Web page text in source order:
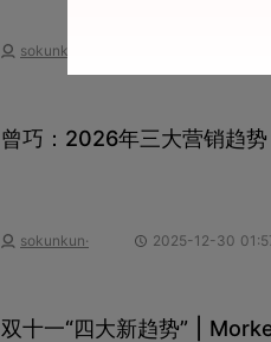
sokunkun·
曾巧：2026年三大营销趋势
sokunkun· 2025-12-30
双十一“四大新趋势” |